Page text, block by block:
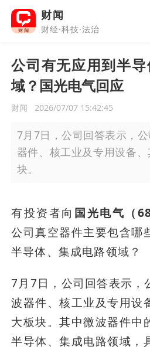
财闻
财经·科技·法治
公司有无应用到半
域？国光电气回应
财闻 2026/07/07 15:42:45
7月7日，公司回答表示，
器件、核工业及专用设备
块。
有投资者向 国光电气（
公司真空器件主要包含哪
半导体、集成电路领域？
7月7日，公司回答表示，
波器件、核工业及专用设
大板块。其中微波器件中
半导体、集成电路领域，